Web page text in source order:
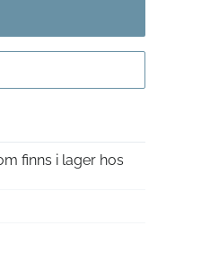
finns i lager hos